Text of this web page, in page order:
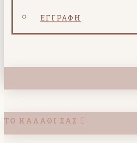
ΕΓΓΡΑΦΉ
ΤΟ ΚΑΛΆΘΙ ΣΑΣ